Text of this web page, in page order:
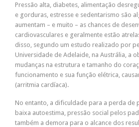
Pressão alta, diabetes, alimentação
e gorduras, estresse e sedentarismo são
aumentam – e muito – as chances de
cardiovasculares e geralmente estão
disso, segundo um estudo realizado por
Universidade de Adelaide, na Austrália, a
mudanças na estrutura e tamanho do
funcionamento e sua função elétrica,
(arritmia cardíaca).
No entanto, a dificuldade para a perda de
baixa autoestima, pressão social pelos
também a demora para o alcance dos